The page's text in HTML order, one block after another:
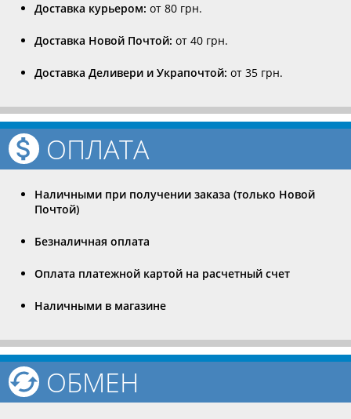
Доставка курьером: от 80 грн.
Доставка Новой Почтой: от 40 грн.
Доставка Деливери и Украпочтой: от 35 грн.
ОПЛАТА
Наличными при получении заказа (только Новой
Почтой)
Безналичная оплата
Оплата платежной картой на расчетный счет
Наличными в магазине
ОБМЕН